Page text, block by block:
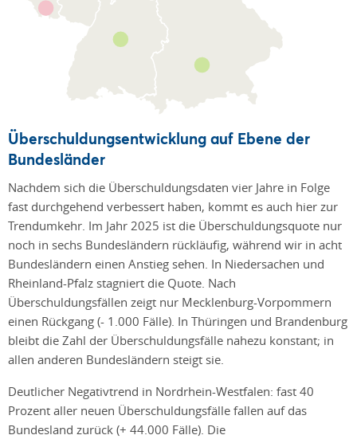
Überschuldungsentwicklung auf Ebene der
Bundesländer
Nachdem sich die Überschuldungsdaten vier Jahre in Folge
fast durchgehend verbessert haben, kommt es auch hier zur
Trendumkehr. Im Jahr 2025 ist die Überschuldungsquote nur
noch in sechs Bundesländern rückläufig, während wir in acht
Bundesländern einen Anstieg sehen. In Niedersachen und
Rheinland-Pfalz stagniert die Quote. Nach
Überschuldungsfällen zeigt nur Mecklenburg-Vorpommern
einen Rückgang (- 1.000 Fälle). In Thüringen und Brandenburg
bleibt die Zahl der Überschuldungsfälle nahezu konstant; in
allen anderen Bundesländern steigt sie.
Deutlicher Negativtrend in Nordrhein-Westfalen: fast 40
Prozent aller neuen Überschuldungsfälle fallen auf das
Bundesland zurück (+ 44.000 Fälle). Die